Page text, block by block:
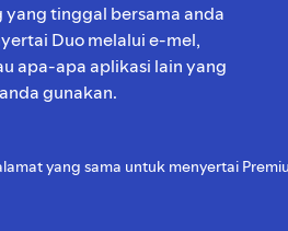
tinggal bersama anda
Duo melalui e-mel,
apa-apa aplikasi lain yang
anda gunakan.
yang sama untuk menyertai